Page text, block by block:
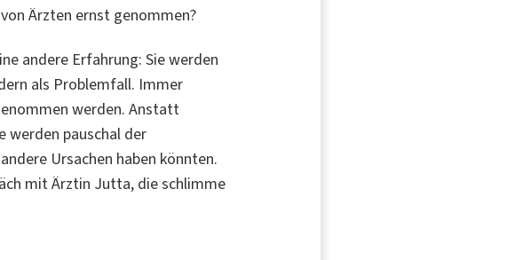
Ärzten ernst genommen?
andere Erfahrung: Sie werden
als Problemfall. Immer
werden. Anstatt
werden pauschal der
Ursachen haben könnten.
mit Ärztin Jutta, die schlimme